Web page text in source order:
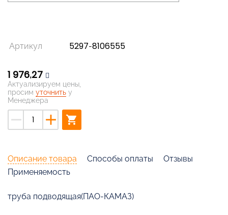
Артикул 5297-8106555
1 976,27
Актуализируем цены,
просим уточнить у
Менеджера
remove add shopping_cart
Описание товара Способы оплаты
Отзывы
Применяемость
труба подводящая(ПАО-КАМАЗ)